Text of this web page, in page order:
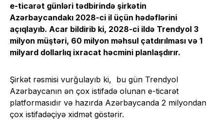
e-ticarət günləri tədbirində şirkətin
Azərbaycandakı 2028-ci il üçün hədəflərini
açıqlayıb. Acar bildirib ki, 2028-ci ildə Trendyol 3
milyon müştəri, 60 milyon məhsul çatdırılması və 1
milyard dollarlıq ixracat həcmini planlaşdırır.
Şirkət rəsmisi vurğulayıb ki, bu gün Trendyol
Azərbaycanın ən çox istifadə olunan e-ticarət
platformasıdır və hazırda Azərbaycanda 2 milyondan
çox istifadəçiyə xidmət göstərir.